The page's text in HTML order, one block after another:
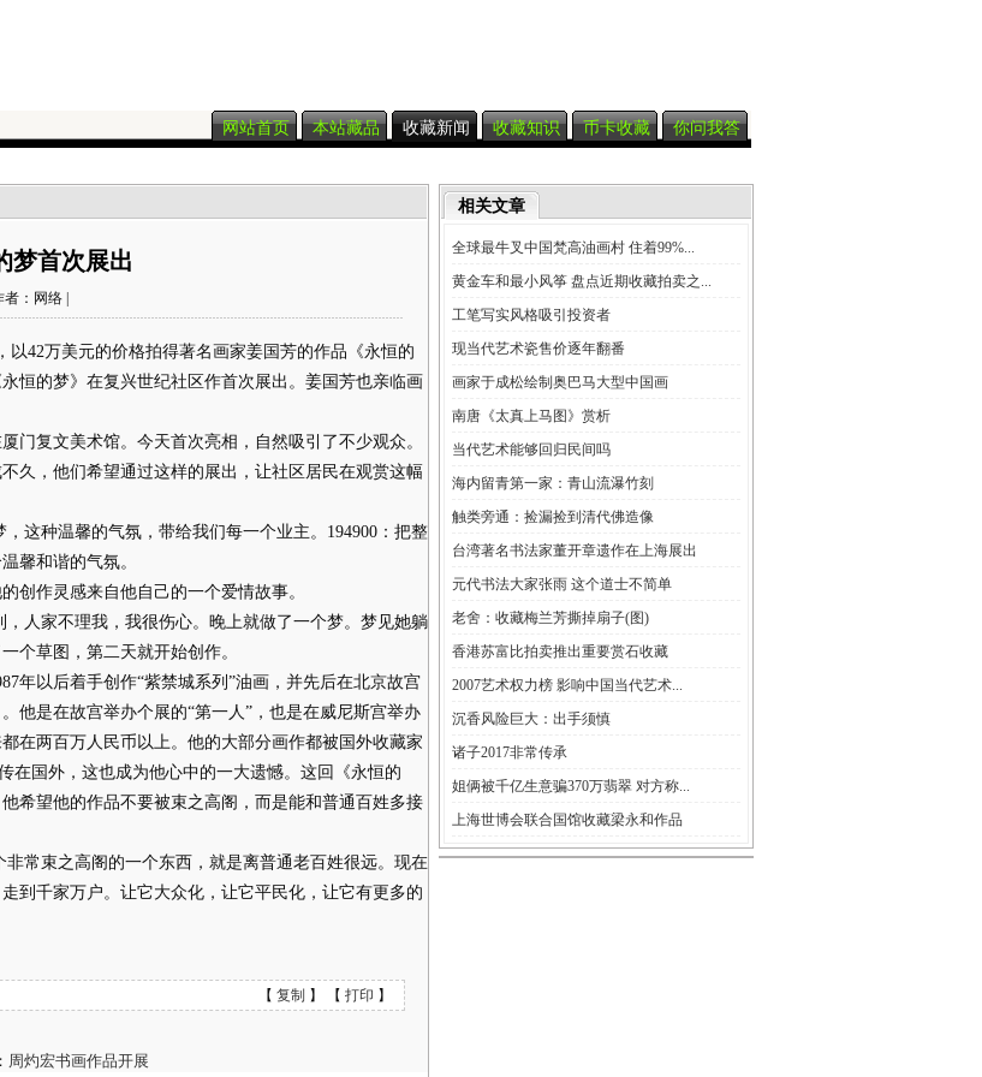
网站首页 本站藏品 收藏新闻 收藏知识 币卡收藏 你问我答
梦首次展出
：网络 |
42万美元的价格拍得著名画家姜国芳的作品《永恒的
恒的梦》在复兴世纪社区作首次展出。姜国芳也亲临画
复文美术馆。今天首次亮相，自然吸引了不少观众。
久，他们希望通过这样的展出，让社区居民在观赏这幅
种温馨的气氛，带给我们每一个业主。194900：把整
馨和谐的气氛。
作灵感来自他自己的一个爱情故事。
家不理我，我很伤心。晚上就做了一个梦。梦见她躺
个草图，第二天就开始创作。
以后着手创作“紫禁城系列”油画，并先后在北京故宫
他是在故宫举办个展的“第一人”，也是在威尼斯宫举办
在两百万人民币以上。他的大部分画作都被国外收藏家
在国外，这也成为他心中的一大遗憾。这回《永恒的
希望他的作品不要被束之高阁，而是能和普通百姓多接
束之高阁的一个东西，就是离普通老百姓很远。现在
到千家万户。让它大众化，让它平民化，让它有更多的
【 复制 】 【 打印 】
周灼宏书画作品开展
相关文章
全球最牛叉中国梵高油画村 住着99%...
黄金车和最小风筝 盘点近期收藏拍卖之...
工笔写实风格吸引投资者
现当代艺术瓷售价逐年翻番
画家于成松绘制奥巴马大型中国画
南唐《太真上马图》赏析
当代艺术能够回归民间吗
海内留青第一家：青山流瀑竹刻
触类旁通：捡漏捡到清代佛造像
台湾著名书法家董开章遗作在上海展出
元代书法大家张雨 这个道士不简单
老舍：收藏梅兰芳撕掉扇子(图)
香港苏富比拍卖推出重要赏石收藏
2007艺术权力榜 影响中国当代艺术...
沉香风险巨大：出手须慎
诸子2017非常传承
姐俩被千亿生意骗370万翡翠 对方称...
上海世博会联合国馆收藏梁永和作品